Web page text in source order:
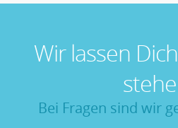
Wir lassen
Bei Fragen sind wir